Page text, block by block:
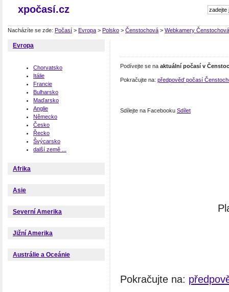
xpočasí.cz
Nacházíte se zde: Počasí > Evropa > Polsko > Čenstochová > Webkamery Čenstochová
Evropa
Chorvatsko
Itálie
Francie
Bulharsko
Maďarsko
Anglie
Německo
Česko
Řecko
Švýcarsko
další země ...
Afrika
Asie
Severní Amerika
Jižní Amerika
Austrálie a Oceánie
Podívejte se na aktuální počasí v
Pokračujte na: předpověď počasí
Sdílejte na Facebooku Sdílet
Pokračujte na: